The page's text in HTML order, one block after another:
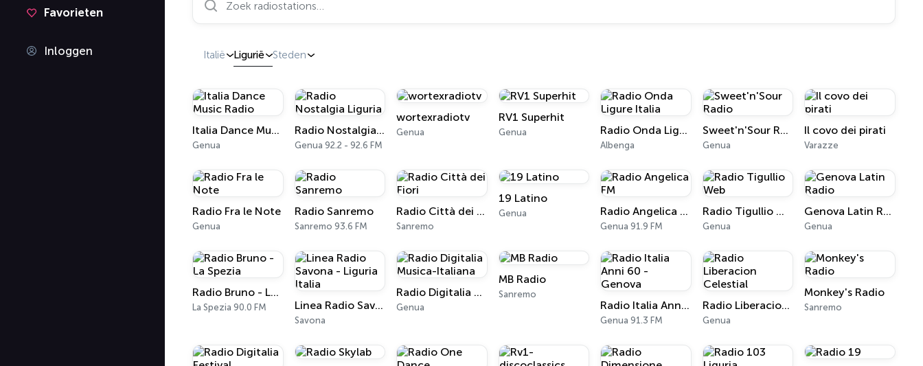
Favorieten
Inloggen Italië Ligurië Steden
Italia Dance Music Radio
Genua
Radio Nostalgia Liguria
Genua 92.2 - 92.6 FM
wortexradiotv
Genua
RV1 Superhit
Genua Radio Onda Ligure Italia
Albenga
Sweet'n'Sour Radio
Genua
Il covo dei pirati
Varazze
Radio Fra le Note
Genua
Radio Sanremo
Sanremo 93.6 FM
Radio Città dei Fiori
Sanremo
19 Latino
Genua Radio Angelica FM
Genua 91.9 FM
Radio Tigullio Web
Genua
Genova Latin Radio
Genua
Radio Bruno - La Spezia
La Spezia 90.0 FM Linea Radio Savona - Liguria Italia
Savona
Radio Digitalia Musica-Italiana
Genua
MB Radio
Sanremo
Radio Italia Anni 60 - Genova
Genua 91.3 FM
Radio Liberacion Celestial
Genua
Monkey's Radio
Sanremo